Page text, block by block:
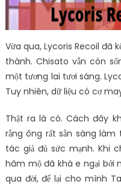
Vừa qua, Lycoris Recoil đã
thành. Chisato vẫn còn
một tương lai tươi sáng.
Tuy nhiên, dữ liệu có cơ
Thật ra là có. Cách đây
rằng ông rất sẵn sàng làm
tác giả đủ sức mạnh. Khi
hâm mộ đã khá e ngại bởi
qua đời, để lại cho mình